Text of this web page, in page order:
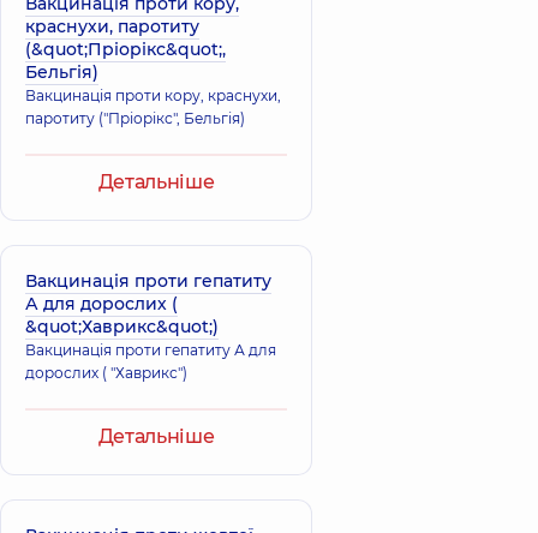
краснухи, паротиту
(&quot;Пріорікс&quot;,
Бельгія)
Вакцинація проти кору, краснухи,
паротиту ("Пріорікс", Бельгія)
Детальніше
Вакцинація проти гепатиту
А для дорослих (
&quot;Хаврикс&quot;)
Вакцинація проти гепатиту А для
дорослих ( "Хаврикс")
Детальніше